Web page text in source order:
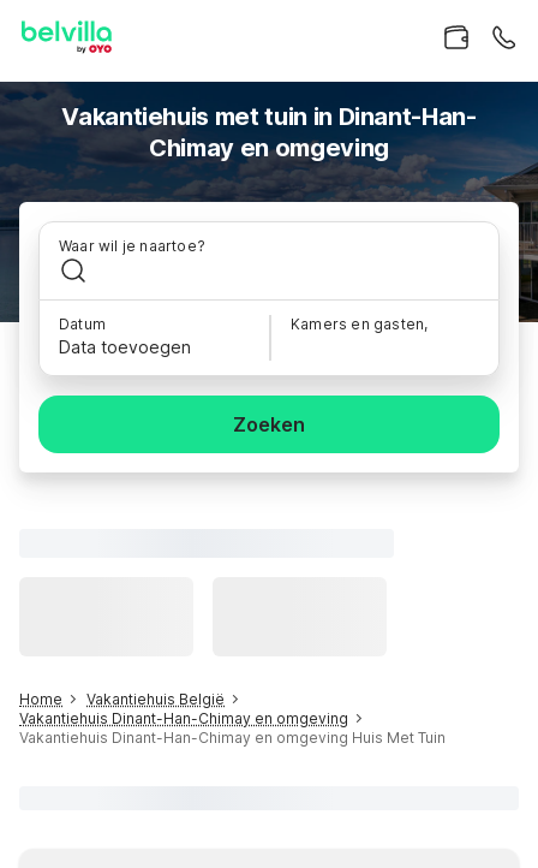
Vakantiehuis met tuin in Dinant-Han-
Chimay en omgeving
Waar wil je naartoe?
Datum
Data toevoegen
Kamers en gasten,
Zoeken
Home
Vakantiehuis België
Vakantiehuis Dinant-Han-Chimay en omgeving
Vakantiehuis Dinant-Han-Chimay en omgeving Huis Met Tuin